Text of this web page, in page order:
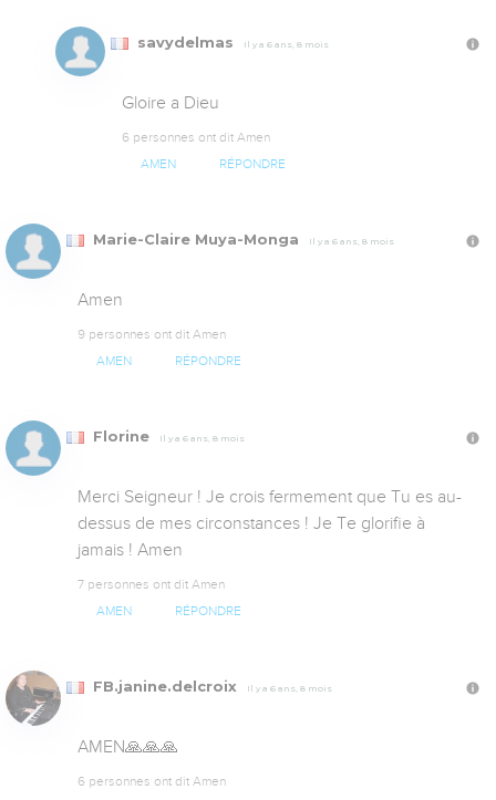
savydelmas Il y a 6 ans, 8 mois
Gloire a Dieu
6 personnes ont dit Amen
AMEN RÉPONDRE
Marie-Claire Muya-Monga Il y a 6 ans, 8 mois
Amen
9 personnes ont dit Amen
AMEN RÉPONDRE
Florine Il y a 6 ans, 8 mois
Merci Seigneur ! Je crois fermement que Tu es au-
dessus de mes circonstances ! Je Te glorifie à
jamais ! Amen
7 personnes ont dit Amen
AMEN RÉPONDRE
FB.janine.delcroix Il y a 6 ans, 8 mois
AMEN🙏🙏🙏
6 personnes ont dit Amen